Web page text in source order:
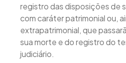
registro das disposições de
com caráter patrimonial ou,
extrapatrimonial, que
sua morte e do registro do
judiciário.